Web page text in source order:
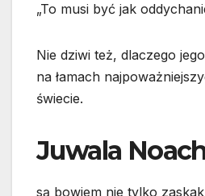
„To musi być jak
Nie dziwi też, dlaczego
na łamach
świecie.
Juwala
są bowiem nie tylko